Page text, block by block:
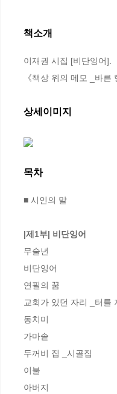
책소개
이재권 시집 [비단잉어].
《책상 위의 메모 _바
상세이미지
목차
■ 시인의 말
|제1부| 비단잉어
무술년
비단잉어
연필의 꿈
교회가 있던 자리 _터를
동치미
가마솥
두꺼비 집 _시골집
이불
아버지